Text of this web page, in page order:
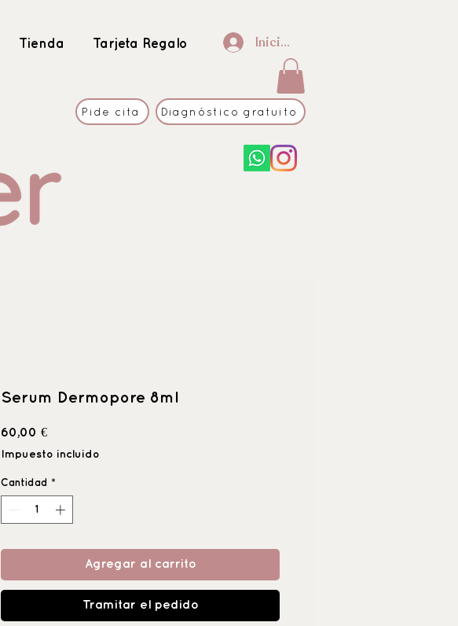
Tienda Tarjeta Regalo Iniciar sesión
Pide cita Diagnóstico gratuito
Serum Dermopore 8ml
60,00 €Precio
Impuesto incluido
Cantidad *
Agregar al carrito
Tramitar el pedido